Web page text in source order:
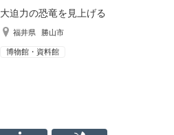
大迫力の恐竜を見上げる
福井県 勝山市
博物館・資料館